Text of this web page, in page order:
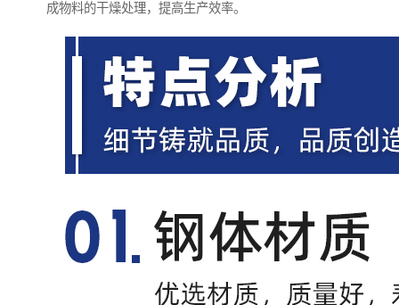
成物料的干燥处理，提高生产效率。